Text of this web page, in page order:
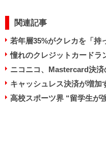
関連記事
若年層35%がクレカを「持
憧れのクレジットカードラ
ニコニコ、Mastercard決
キャッシュレス決済が増加
高校スポーツ界 “留学生が